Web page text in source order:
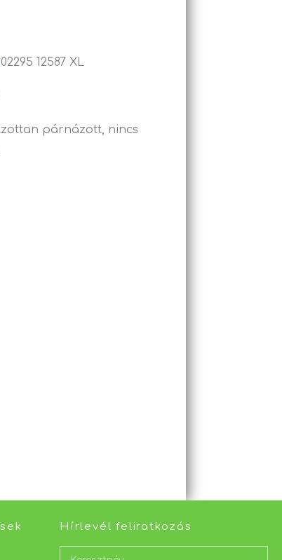
párnázott, nincs
Hírlevél feliratkozás